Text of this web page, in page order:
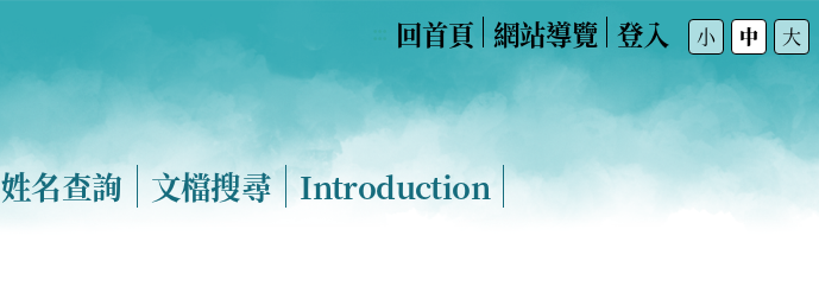
回首頁 網站導覽 登入 小 中 大
姓名查詢 文檔搜尋 Introduction